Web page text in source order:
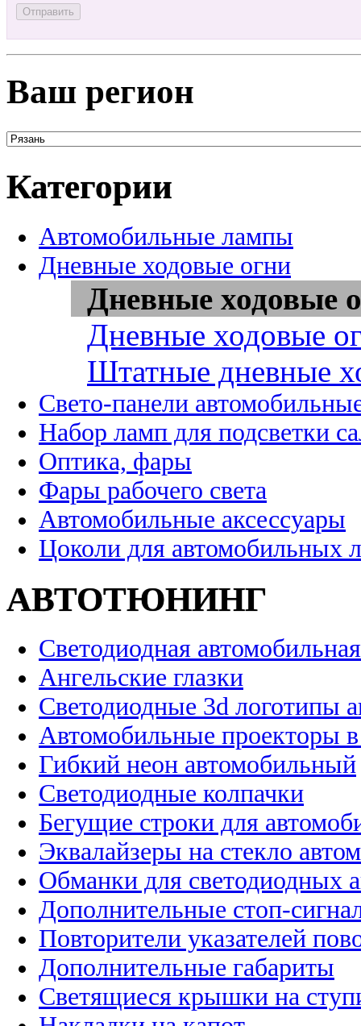
Ваш регион
Категории
Автомобильные лампы
Дневные ходовые огни
Дневные ходовые
Дневные ходовые
Штатные дневные
Свето-панели
Набор ламп для подсветки
Оптика, фары
Фары рабочего света
Автомобильные аксессуары
Цоколи для автомобильных
АВТОТЮНИНГ
Светодиодная
Ангельские глазки
Светодиодные 3d логотипы
Автомобильные проекторы
Гибкий неон автомобильный
Светодиодные колпачки
Бегущие строки для
Эквалайзеры на стекло
Обманки для светодиодных
Дополнительные стоп-
Повторители указателей
Дополнительные габариты
Светящиеся крышки на